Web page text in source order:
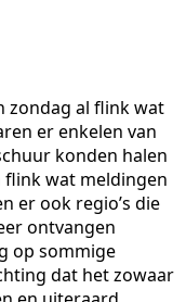
zondag al flink wat
er enkelen van
konden halen
wat meldingen
er ook regio’s die
ontvangen
op sommige
dat het zowaar